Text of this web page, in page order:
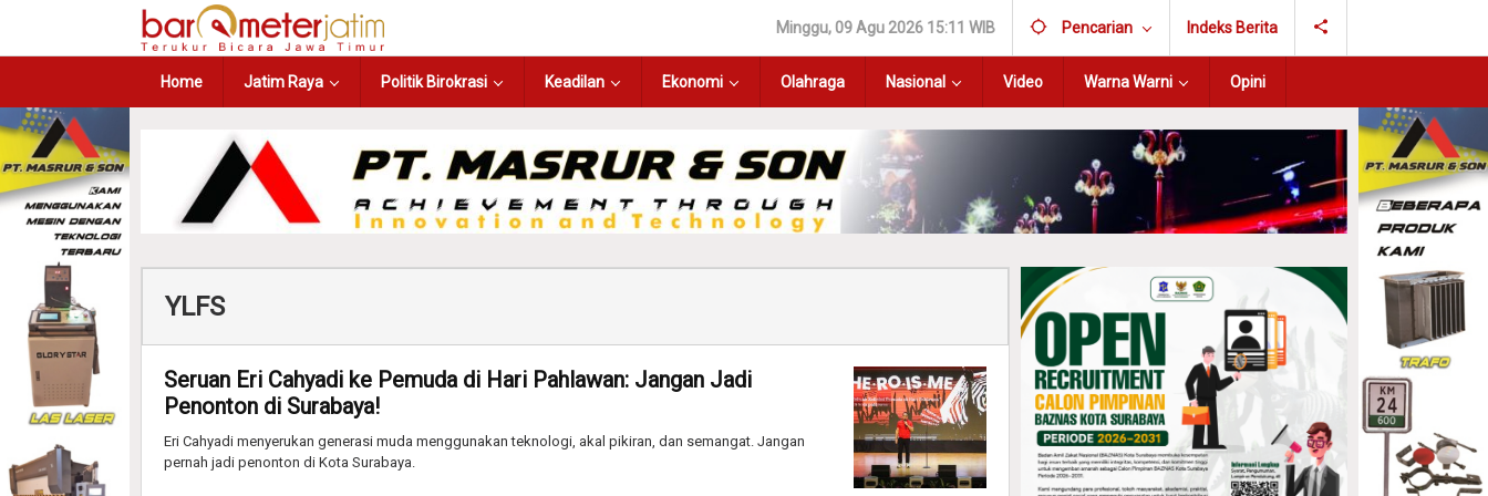
Minggu, 09 Agu 2026 15:11 WIB Pencarian Indeks Berita
Home Jatim Raya Politik Birokrasi Keadilan Ekonomi Olahraga Nasional Video Warna Warni Opini
YLFS
Seruan Eri Cahyadi ke Pemuda di Hari Pahlawan: Jangan Jadi
Penonton di Surabaya!
Eri Cahyadi menyerukan generasi muda menggunakan teknologi, akal pikiran, dan semangat. Jangan
pernah jadi penonton di Kota Surabaya.